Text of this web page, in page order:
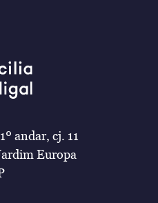
andar, cj. 11
Europa